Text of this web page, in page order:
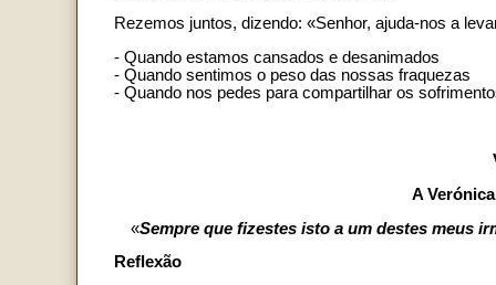
Rezemos juntos, dizendo: «Senhor, ajuda-nos a
- Quando estamos cansados e desanimados
- Quando sentimos o peso das nossas fraquezas
- Quando nos pedes para compartilhar os
A
«Sempre que fizestes isto a um destes meus
Reflexão